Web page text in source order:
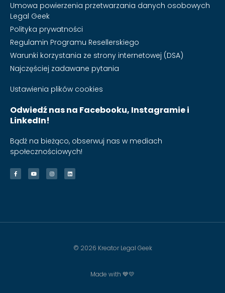
Umowa powierzenia przetwarzania danych osobowych
Legal Geek
Polityka prywatności
Regulamin Programu Resellerskiego
Warunki korzystania ze strony internetowej (DSA)
Najczęściej zadawane pytania
Ustawienia plików cookies
Odwiedź nas na Facebooku, Instagramie i
LinkedIn!
Bądź na bieżąco, obserwuj nas w mediach
społecznościowych!
© 2026 Kreator Legal Geek
Made with 💙💛